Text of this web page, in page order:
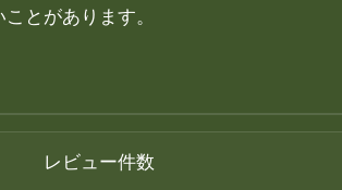
とがあります。
レビュー件数